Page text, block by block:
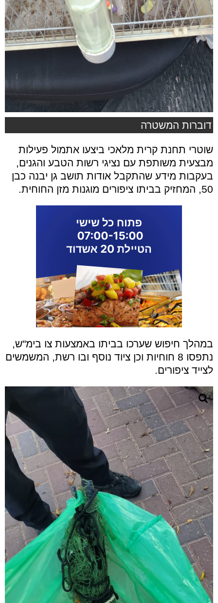
דוברות המשטרה
שוטרי תחנת קרית מלאכי ביצעו אתמול פעילות
מבצעית משותפת עם נציגי רשות הטבע והגנים,
בעקבות מידע שהתקבל אודות תושב גן יבנה כבן
50, המחזיק בביתו ציפורים מוגנות מזן החוחית.
במהלך חיפוש שערכו בביתו באמצעות צו בימ"ש,
נתפסו 8 חוחיות וכן ציוד נוסף ובו רשת, המשמשים
לצייד ציפורים.